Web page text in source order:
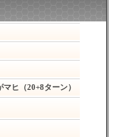
ヒ（20+8ターン）